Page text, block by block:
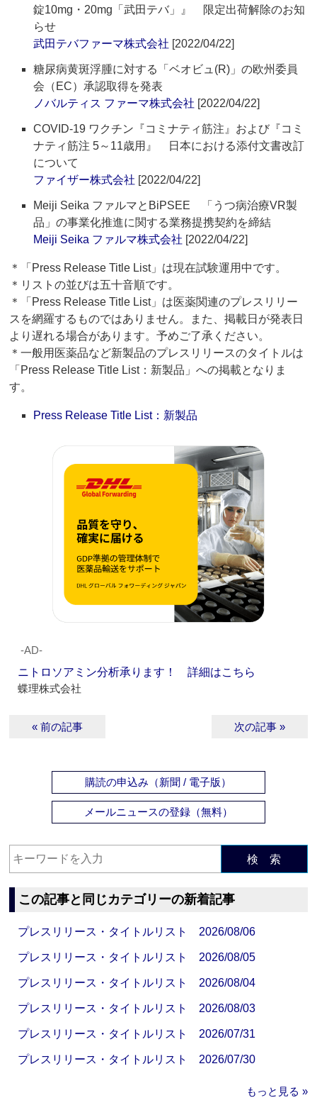
錠10mg・20mg「武田テバ」』 限定出荷解除のお知
らせ
武田テバファーマ株式会社 [2022/04/22]
糖尿病黄斑浮腫に対する「ベオビュ(R)」の欧州委員
会（EC）承認取得を発表
ノバルティス ファーマ株式会社 [2022/04/22]
COVID-19 ワクチン『コミナティ筋注』および『コミ
ナティ筋注 5～11歳用』 日本における添付文書改訂
について
ファイザー株式会社 [2022/04/22]
Meiji Seika ファルマとBiPSEE 「うつ病治療VR製
品」の事業化推進に関する業務提携契約を締結
Meiji Seika ファルマ株式会社 [2022/04/22]
＊「Press Release Title List」は現在試験運用中です。
＊リストの並びは五十音順です。
＊「Press Release Title List」は医薬関連のプレスリリー
スを網羅するものではありません。また、掲載日が発表日
より遅れる場合があります。予めご了承ください。
＊一般用医薬品など新製品のプレスリリースのタイトルは
「Press Release Title List：新製品」への掲載となりま
す。
Press Release Title List：新製品
‐AD‐
ニトロソアミン分析承ります！ 詳細はこちら
蝶理株式会社
« 前の記事 次の記事 »
購読の申込み（新聞 / 電子版）
メールニュースの登録（無料）
検 索
この記事と同じカテゴリーの新着記事
プレスリリース・タイトルリスト 2026/08/06
プレスリリース・タイトルリスト 2026/08/05
プレスリリース・タイトルリスト 2026/08/04
プレスリリース・タイトルリスト 2026/08/03
プレスリリース・タイトルリスト 2026/07/31
プレスリリース・タイトルリスト 2026/07/30
もっと見る »